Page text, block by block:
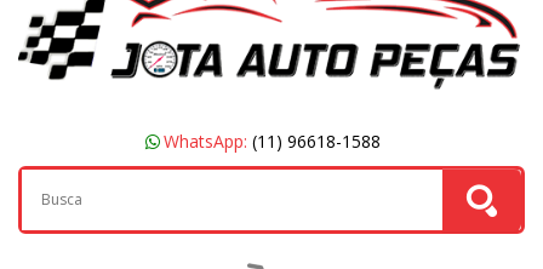
WhatsApp: (11) 96618-1588